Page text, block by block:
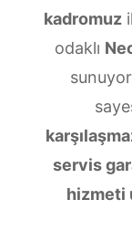
kadromuz
odaklı
servis
hizmeti